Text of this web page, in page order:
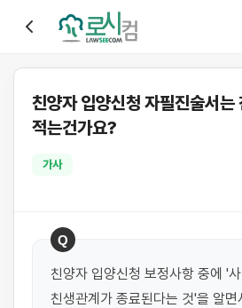
친양자 입양신청 자필진술서는
적는건가요?
가사
Q
친양자 입양신청 보정사항 중에 '
친생관계가 종료된다는 것'을 알면